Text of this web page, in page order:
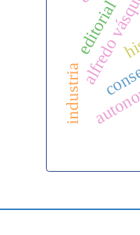
editorial
industria